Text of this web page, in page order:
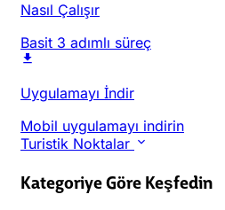
Nasıl Çalışır
Basit 3 adımlı süreç
Uygulamayı İndir
Mobil uygulamayı indirin
Turistik Noktalar
Kategoriye Göre Keşfedin